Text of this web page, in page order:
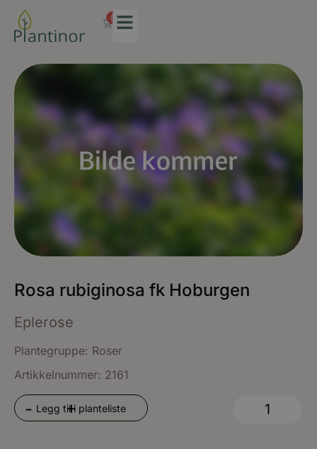
0
Rosa rubiginosa fk Hoburgen
Eplerose
Plantegruppe: Roser
Artikkelnummer: 2161
- +
Legg til i planteliste